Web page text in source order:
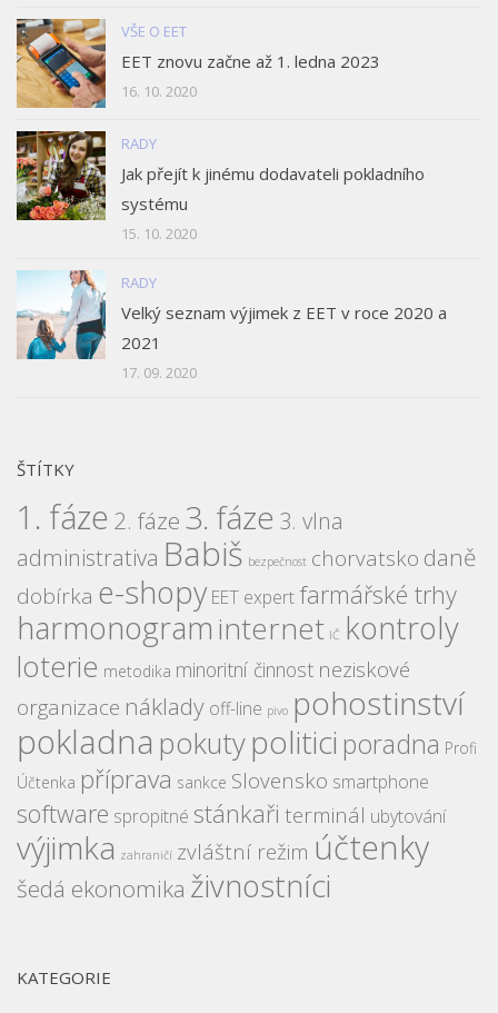
VŠE O EET
EET znovu začne až 1. ledna 2023
16. 10. 2020
RADY
Jak přejít k jinému dodavateli pokladního
systému
15. 10. 2020
RADY
Velký seznam výjimek z EET v roce 2020 a
2021
17. 09. 2020
ŠTÍTKY
1. fáze 2. fáze 3. fáze 3. vlna
administrativa Babiš bezpečnost chorvatsko daně
dobírka e-shopy EET expertfarmářské trhy
harmonograminternet IČ kontroly
loterie metodika minoritní činnost neziskové
organizace náklady off-line pivo pohostinství
pokladna pokutypolitici poradna Profi
Účtenka příprava sankce Slovensko smartphone
software spropitné stánkaři terminál ubytování
výjimka zahraničí zvláštní režim účtenky
šedá ekonomika živnostníci
KATEGORIE